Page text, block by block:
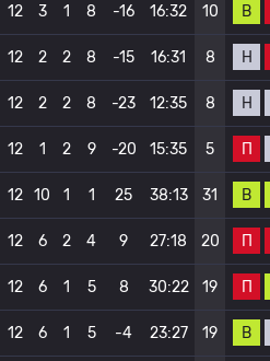
12 3 1 8 -16 16:32 10 В
12 2 2 8 -15 16:31 8 Н
12 2 2 8 -23 12:35 8 Н
12 1 2 9 -20 15:35 5 П
12 10 1 1 25 38:13 31 В
12 6 2 4 9 27:18 20 П
12 6 1 5 8 30:22 19 П
12 6 1 5 -4 23:27 19 В